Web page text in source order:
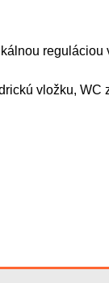
vložku, WC